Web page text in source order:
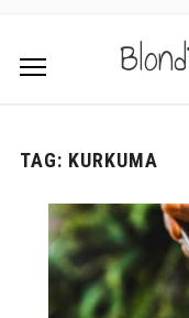
TAG: KURKUMA